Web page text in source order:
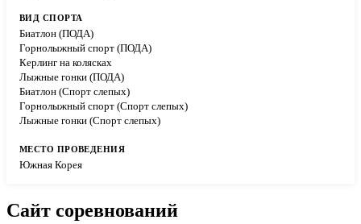
Биатлон (ПОДА)
Горнолыжный спорт (ПОДА)
Керлинг на колясках
Лыжные гонки (ПОДА)
Биатлон (Спорт слепых)
Горнолыжный спорт (Спорт слепых)
Лыжные гонки (Спорт слепых)
Южная Корея
Сайт соревнований